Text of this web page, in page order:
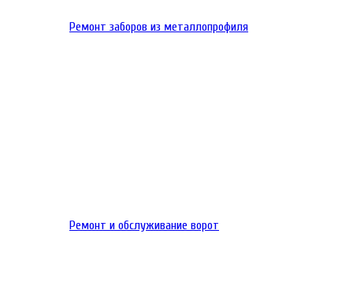
Ремонт заборов из металлопрофиля
Ремонт и обслуживание ворот